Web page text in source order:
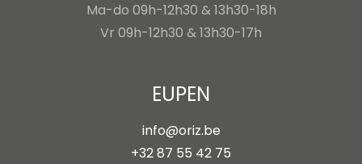
Ma-do 09h-12h30 & 13h30-18h
Vr 09h-12h30 & 13h30-17h
EUPEN
info@oriz.be
+32 87 55 42 75